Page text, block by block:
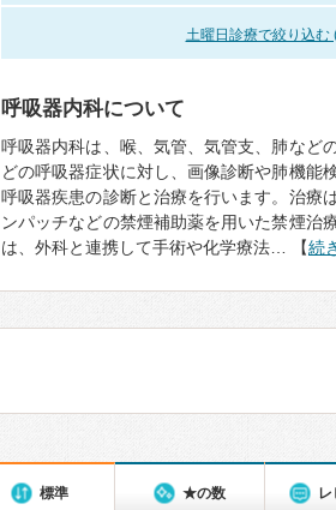
土曜日診療で絞り込む
呼吸器内科について
呼吸器内科は、喉、気管、気管支、肺など
どの呼吸器症状に対し、画像診断や肺機能
呼吸器疾患の診断と治療を行います。治療
ンパッチなどの禁煙補助薬を用いた禁煙治
は、外科と連携して手術や化学療法… 【続
標準 ★の数 レ